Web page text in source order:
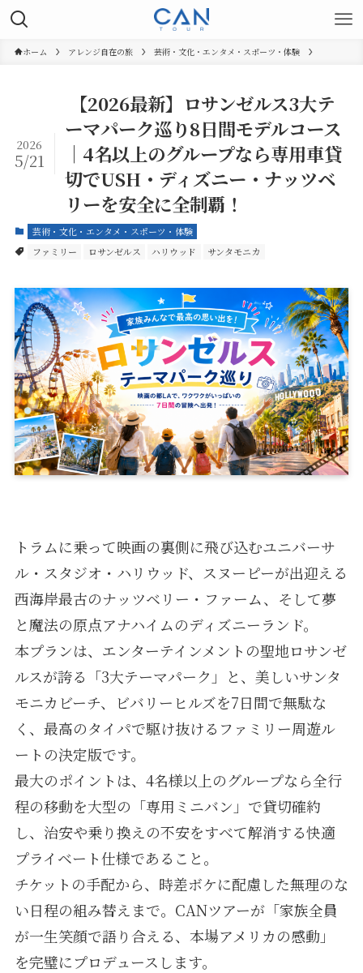
ホーム アレンジ自在の旅 芸術・文化・エンタメ・スポーツ・体験
【2026最新】ロサンゼルス3大テ
ーマパーク巡り8日間モデルコース
｜4名以上のグループなら専用車貸
切でUSH・ディズニー・ナッツベ
リーを安全に全制覇！
2026
5/21
芸術・文化・エンタメ・スポーツ・体験
ファミリー
ロサンゼルス ハリウッド サンタモニカ
トラムに乗って映画の裏側に飛び込むユニバーサ
ル・スタジオ・ハリウッド、スヌーピーが出迎える
西海岸最古のナッツベリー・ファーム、そして夢
と魔法の原点アナハイムのディズニーランド。
本プランは、エンターテインメントの聖地ロサンゼ
ルスが誇る「3大テーマパーク」と、美しいサンタ
モニカビーチ、ビバリーヒルズを7日間で無駄な
く、最高のタイパで駆け抜けるファミリー周遊ル
ートの決定版です。
最大のポイントは、4名様以上のグループなら全行
程の移動を大型の「専用ミニバン」で貸切確約
し、治安や乗り換えの不安をすべて解消する快適
プライベート仕様であること。
チケットの手配から、時差ボケに配慮した無理のな
い日程の組み替えまで。CANツアーが「家族全員
が一生笑顔で語り合える、本場アメリカの感動」
を完璧にプロデュースします。